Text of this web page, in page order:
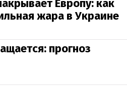
Европу: как
жара в Украине
прогноз